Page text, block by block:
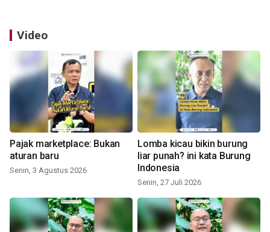
Video
Pajak marketplace: Bukan
aturan baru
Senin, 3 Agustus 2026
Lomba kicau bikin burung
liar punah? ini kata Burung
Indonesia
Senin, 27 Juli 2026